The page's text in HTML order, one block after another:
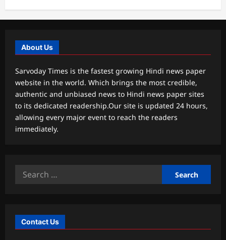
About Us
Sarvoday Times is the fastest growing Hindi news paper
website in the world. Which brings the most credible,
authentic and unbiased news to Hindi news paper sites
to its dedicated readership.Our site is updated 24 hours,
allowing every major event to reach the readers
immediately.
Search
Contact Us